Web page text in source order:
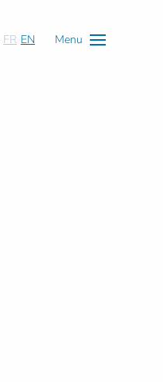
FR EN Menu